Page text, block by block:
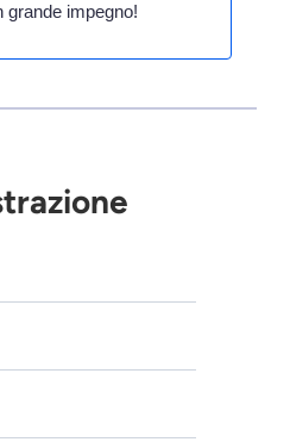
grande impegno!